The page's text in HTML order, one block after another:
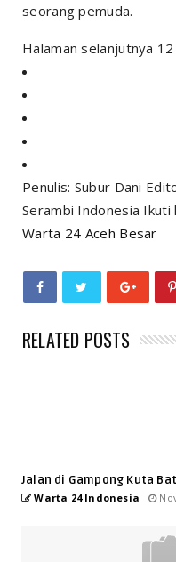
seorang pemuda.
Halaman selanjutnya 12
Penulis: Subur Dani
Serambi Indonesia
Warta 24 Aceh Besar
RELATED POSTS
Jalan di Gampong Kuta
Warta 24 Indonesia